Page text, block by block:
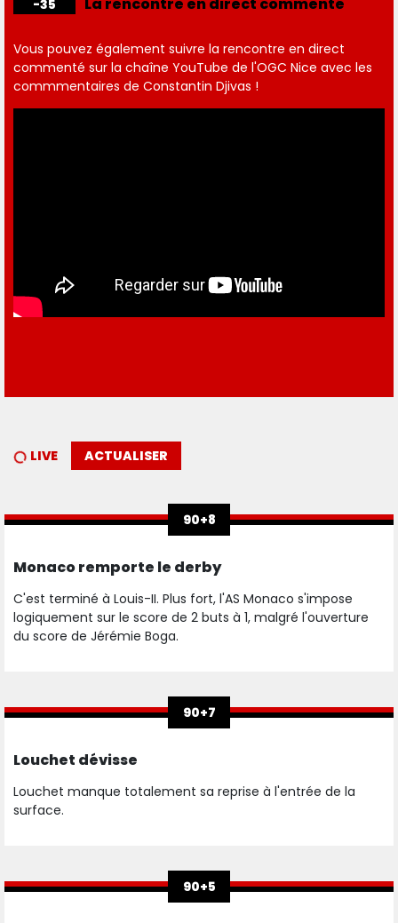
-35
Vous pouvez également suivre la rencontre en direct
commenté sur la chaîne YouTube de l'OGC Nice avec les
commmentaires de Constantin Djivas !
LIVE ACTUALISER
90+8
Monaco remporte le derby
C'est terminé à Louis-II. Plus fort, l'AS Monaco s'impose
logiquement sur le score de 2 buts à 1, malgré l'ouverture
du score de Jérémie Boga.
90+7
Louchet dévisse
Louchet manque totalement sa reprise à l'entrée de la
surface.
90+5